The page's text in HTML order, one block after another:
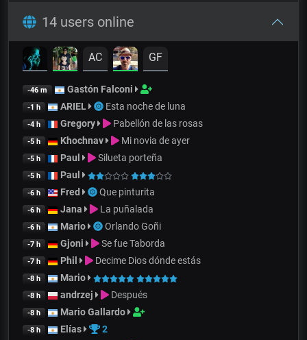
14 users online
AC GF
-46 m Gastón Falconi
-1 h ARIEL Esta noche de luna
-4 h Gregory Pabellón de las rosas
-5 h Khochnav Mi novia de ayer
-5 h Paul Silueta porteña
-5 h Paul
-6 h Fred Que pinturita
-6 h Jana La puñalada
-6 h Mario Orlando Goñi
-7 h Gjoni Se fue Taborda
-7 h Phil Decime Dios dónde estás
-8 h Mario
-8 h andrzej Después
-8 h Mario Gallardo
-8 h Elías 2